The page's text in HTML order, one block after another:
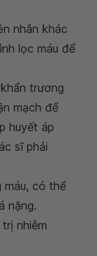
nhân khác
lọc máu để
trương
mạch để
huyết áp
sĩ phải
máu, có thể
nặng.
nhiễm